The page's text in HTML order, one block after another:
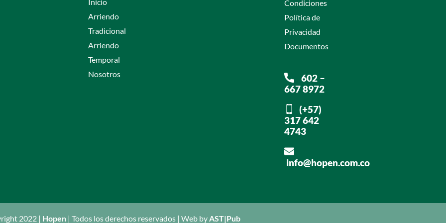
Arriendo
Tradicional
Arriendo
Temporal
Nosotros
Condiciones
Política de
Privacidad
Documentos
602 –
667 8972
(+57)
317 642
4743
info@hopen.com.co
2022 | Hopen | Todos los derechos reservados | Web byAST|Pub